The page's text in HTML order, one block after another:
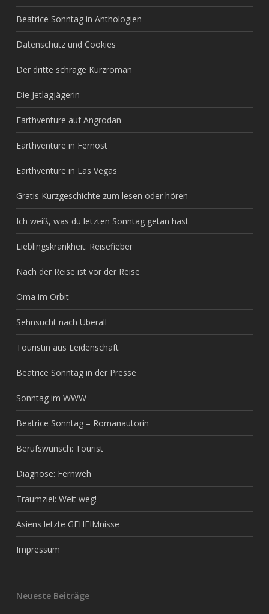
Beatrice Sonntag in Anthologien
Datenschutz und Cookies
Der dritte schräge Kurzroman
Die Jetlagjägerin
Earthventure auf Angrodan
Earthventure in Fernost
Earthventure in Las Vegas
Gratis Kurzgeschichte zum lesen oder hören
Ich weiß, was du letzten Sonntag getan hast
Lieblingskrankheit: Reisefieber
Nach der Reise ist vor der Reise
Oma im Orbit
Sehnsucht nach Überall
Touristin aus Leidenschaft
Beatrice Sonntag in der Presse
Sonntag im WWW
Beatrice Sonntag – Romanautorin
Berufswunsch: Tourist
Diagnose: Fernweh
Traumziel: Weit weg!
Asiens letzte GEHEIMnisse
Impressum
Neueste Beiträge